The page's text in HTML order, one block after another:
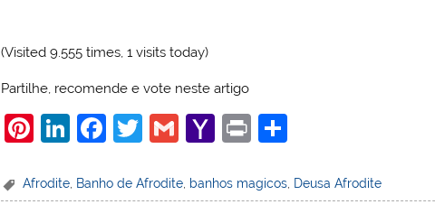
(Visited 9.555 times, 1 visits today)
Partilhe, recomende e vote neste artigo
Pi
er
Li
k
F
c
T
itt
G
ai
Y
h
Pr
t
ar
Afrodite Banho de Afrodite banhos magicos Deusa Afrodite